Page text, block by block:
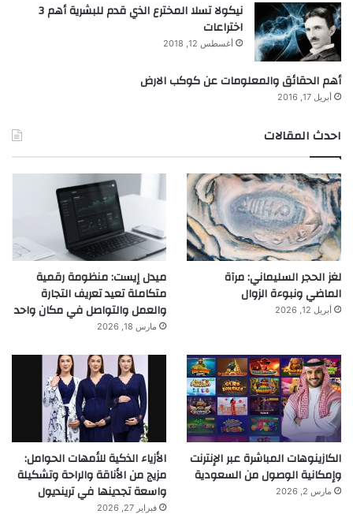
نيكولا تسلا المخترع الذي قدم للبشرية أهم 3
اختراعات
أغسطس 12, 2018
أهم الحقائق والمعلومات عن كوكب الارض
أبريل 17, 2016
احدث المقالات
لغز الحجر السليماني: مرآة
الماضي ونبوءة الزوال
أبريل 12, 2026
ميدل إيست: منظومة رقمية
متكاملة تعيد تعريف التجارة
والعمل والتواصل في مكان واحد
مارس 18, 2026
الكازينوهات المباشرة عبر الإنترنت
وإمكانية الوصول من السعودية
مارس 2, 2026
الأزياء الذكية للأمهات الحوامل:
مزيج من الأناقة والراحة وتشكيلة
واسعة تجدينها في ترينديول
فبراير 27, 2026